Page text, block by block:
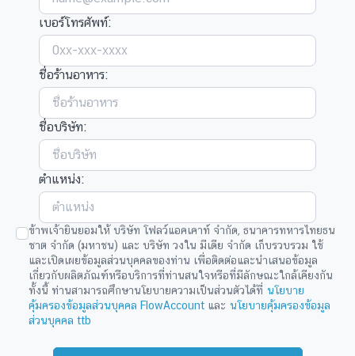
เบอร์โทรศัพท์:
ชื่อร้านอาหาร:
ชื่อบริษัท:
ตำแหน่ง:
ข้าพเจ้ายินยอมให้ บริษัท โฟลว์แอคเคาท์ จำกัด, ธนาคารทหารไทยธน
ชาต จำกัด (มหาชน) และ บริษัท วงใน มีเดีย จำกัด เก็บรวบรวม ใช้
และเปิดเผยข้อมูลส่วนบุคคลของท่าน เพื่อติดต่อและนำเสนอข้อมูล
เกี่ยวกับผลิตภัณฑ์หรือบริการที่ท่านสนใจหรือที่มีลักษณะใกล้เคียงกัน
ทั้งนี้ ท่านสามารถศึกษานโยบายความเป็นส่วนตัวได้ที่ นโยบาย
คุ้มครองข้อมูลส่วนบุคคล FlowAccount และ นโยบายคุ้มครองข้อมูล
ส่วนบุคคล ttb